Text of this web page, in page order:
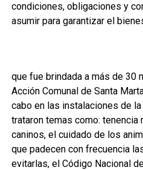
condiciones, obligaciones y
asumir para garantizar el
que fue brindada a más de 30
Acción Comunal de Santa
cabo en las instalaciones de
trataron temas como:
caninos, el cuidado de los
que padecen con frecuencia
evitarlas, el Código Nacional